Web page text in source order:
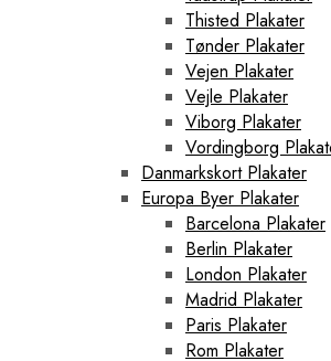
Thisted Plakater
Tønder Plakater
Vejen Plakater
Vejle Plakater
Viborg Plakater
Vordingborg
Danmarkskort Plakater
Europa Byer Plakater
Barcelona Plakater
Berlin Plakater
London Plakater
Madrid Plakater
Paris Plakater
Rom Plakater